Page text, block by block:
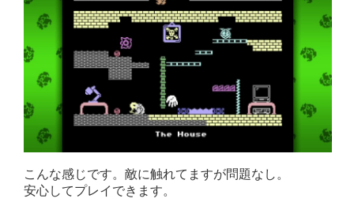
こんな感じです。敵に触れてますが問題なし。
安心してプレイできます。